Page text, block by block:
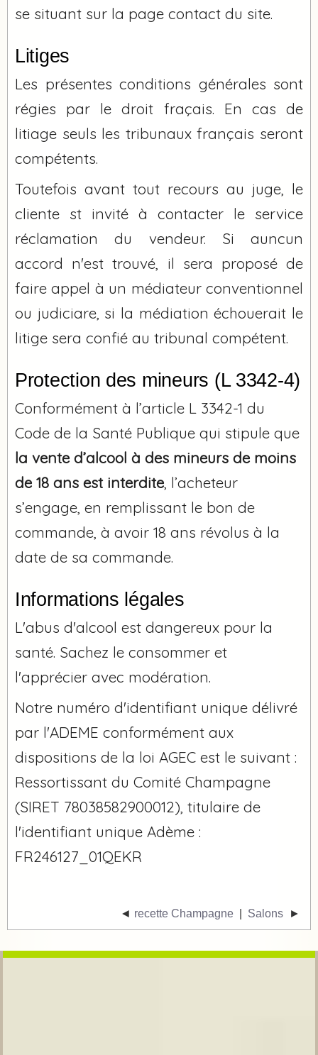
se situant sur la page contact du site.
Litiges
Les présentes conditions générales sont
régies par le droit fraçais. En cas de
litiage seuls les tribunaux français seront
compétents.
Toutefois avant tout recours au juge, le
cliente st invité à contacter le service
réclamation du vendeur. Si auncun
accord n'est trouvé, il sera proposé de
faire appel à un médiateur conventionnel
ou judiciare, si la médiation échouerait le
litige sera confié au tribunal compétent.
Protection des mineurs (L 3342-4)
Conformément à l’article L 3342-1 du
Code de la Santé Publique qui stipule que
la vente d’alcool à des mineurs de moins
de 18 ans est interdite , l’acheteur
s’engage, en remplissant le bon de
commande, à avoir 18 ans révolus à la
date de sa commande.
Informations légales
L'abus d'alcool est dangereux pour la
santé. Sachez le consommer et
l'apprécier avec modération.
Notre numéro d'identifiant unique délivré
par l'ADEME conformément aux
dispositions de la loi AGEC est le suivant :
Ressortissant du Comité Champagne
(SIRET 78038582900012), titulaire de
l'identifiant unique Adème :
FR246127_01QEKR
◄ recette Champagne Salons ►